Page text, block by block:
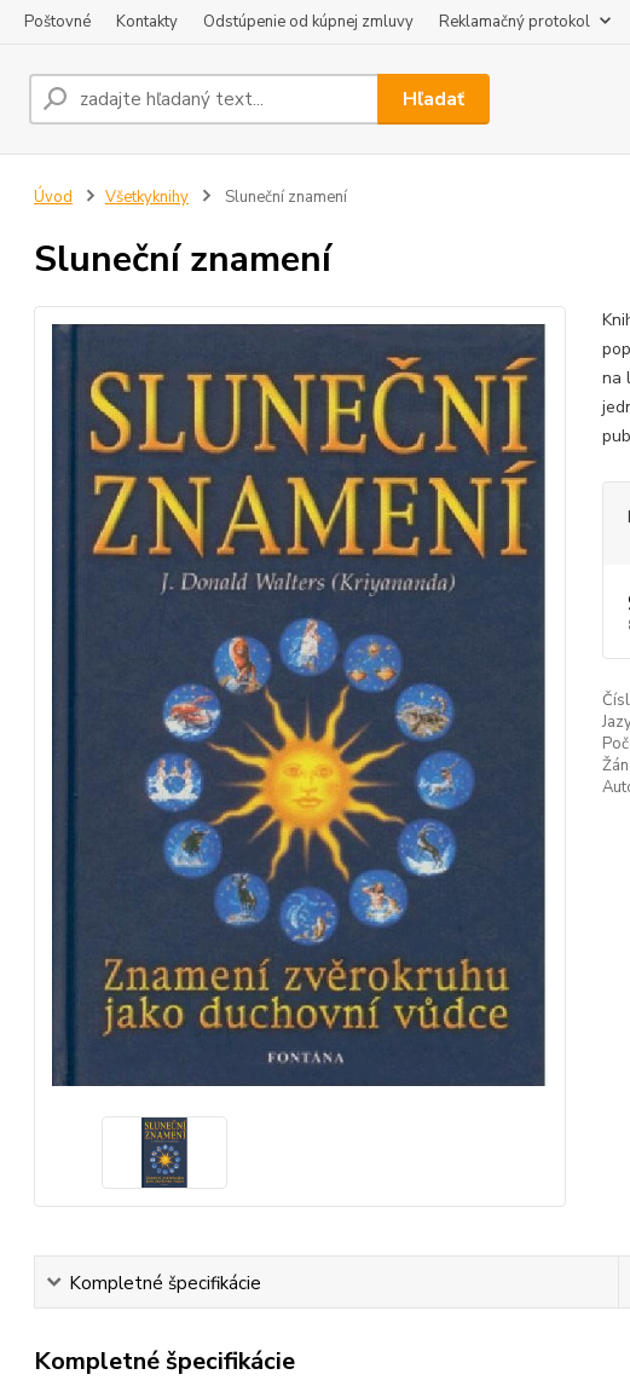
Poštovné Kontakty Odstúpenie od kúpnej zmluvy Reklamačný protokol
Hľadať
Úvod Všetkyknihy Sluneční znamení
Sluneční znamení
na
Kompletné špecifikácie
Kompletné špecifikácie